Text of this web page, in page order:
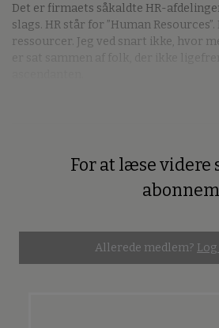
Det er firmaets såkaldte HR-
slags. HR står for ”Human
ressourcer. Jeg ved snart ikke, hvor
For at læse videre
Allerede medlem?